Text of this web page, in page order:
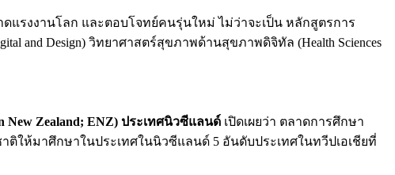
รงงานโลก และตอบโจทย์คนรุ่นใหม่ ไม่ว่าจะเป็น หลักสูตรการ
and Design) วิทยาศาสตร์สุขภาพด้านสุขภาพดิจิทัล (Health Sciences
Zealand; ENZ) ประเทศนิวซีแลนด์ เปิดเผยว่า ตลาดการศึกษา
ให้มาศึกษาในประเทศในนิวซีแลนด์ 5 อันดับประเทศในทวีปเอเชียที่